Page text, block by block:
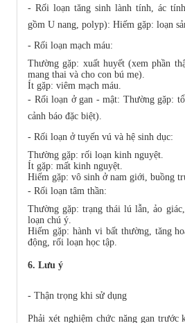
- Rối loạn tăng sinh lành tính, ác
gồm U nang, polyp): Hiếm gặp: loạn
- Rối loạn mạch máu:
Thường gặp: xuất huyết (xem phần
mang thai và cho con bú mẹ).
Ít gặp: viêm mạch máu.
- Rối loạn ở gan - mật: Thường gặp:
cảnh báo đặc biệt).
- Rối loạn ở tuyến vú và hệ sinh dục:
Thường gặp: rối loạn kinh nguyệt.
Ít gặp: mất kinh nguyệt.
Hiếm gặp: vô sinh ở nam giới, buồng
- Rối loạn tâm thần:
Thường gặp: trạng thái lú lẫn, ảo
loạn chú ý.
Hiếm gặp: hành vi bất thường, tăng
động, rối loạn học tập.
6. Lưu ý
- Thận trọng khi sử dụng
Phải xét nghiệm chức năng gan trước